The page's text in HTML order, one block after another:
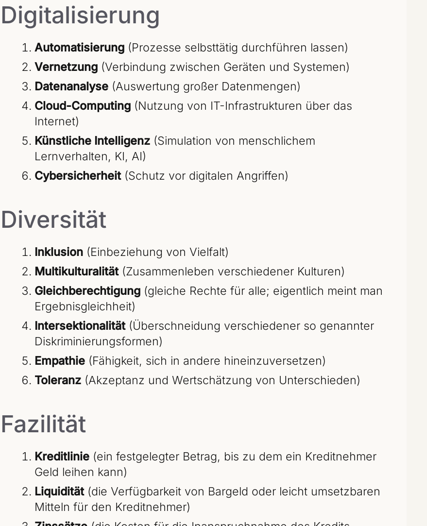
Digitalisierung
Automatisierung(Prozesse selbsttätig durchführen lassen)
Vernetzung(Verbindung zwischen Geräten und Systemen)
Datenanalyse(Auswertung großer Datenmengen)
Cloud-Computing(Nutzung von IT-Infrastrukturen über das
Internet)
Künstliche Intelligenz(Simulation von menschlichem
Lernverhalten, KI, AI)
Cybersicherheit(Schutz vor digitalen Angriffen)
Diversität
Inklusion(Einbeziehung von Vielfalt)
Multikulturalität(Zusammenleben verschiedener Kulturen)
Gleichberechtigung(gleiche Rechte für alle; eigentlich meint man
Ergebnisgleichheit)
Intersektionalität(Überschneidung verschiedener so genannter
Diskriminierungsformen)
Empathie(Fähigkeit, sich in andere hineinzuversetzen)
Toleranz(Akzeptanz und Wertschätzung von Unterschieden)
Fazilität
Kreditlinie(ein festgelegter Betrag, bis zu dem ein Kreditnehmer
Geld leihen kann)
Liquidität(die Verfügbarkeit von Bargeld oder leicht umsetzbaren
Mitteln für den Kreditnehmer)